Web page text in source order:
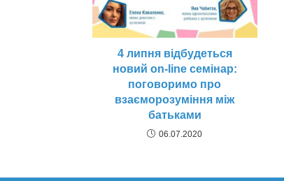
4 липня відбудеться
новий on-line семінар:
поговоримо про
взаєморозуміння між
батьками
06.07.2020